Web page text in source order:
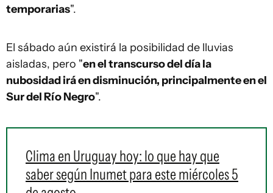
temporarias".
El sábado aún existirá la posibilidad de lluvias
aisladas, pero "en el transcurso del día la
nubosidad irá en disminución, principalmente en el
Sur del Río Negro".
Clima en Uruguay hoy: lo que hay que
saber según Inumet para este miércoles 5